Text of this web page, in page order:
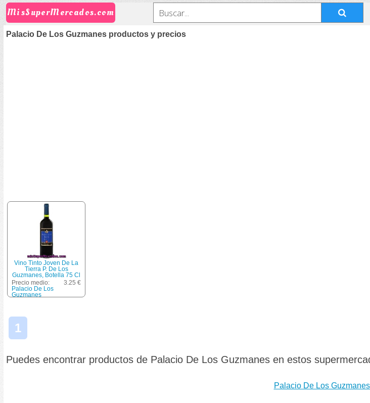
MisSuperMercados.com
Palacio De Los Guzmanes productos y precios
Vino Tinto Joven De La
Tierra P. De Los
Guzmanes, Botella 75 Cl
Precio medio:
3.25 €
Palacio De Los
Guzmanes
1
Puedes encontrar productos de Palacio De Los Guzmanes en estos
Palacio De Los